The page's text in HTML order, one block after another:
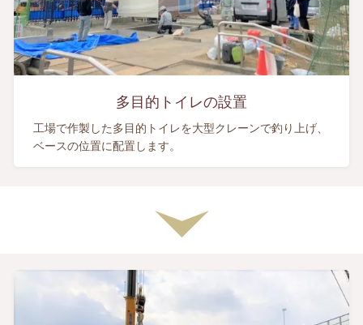
多目的トイレの設置
工場で作製した多目的トイレを大型クレーンで釣り上げ、
ベースの位置に配置します。